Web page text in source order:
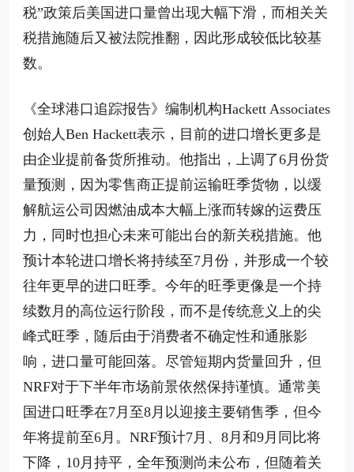
税”政策后美国进口量曾出现大幅下滑，而相关关
税措施随后又被法院推翻，因此形成较低比较基
数。
《全球港口追踪报告》编制机构Hackett Associates
创始人Ben Hackett表示，目前的进口增长更多是
由企业提前备货所推动。他指出，上调了6月份货
量预测，因为零售商正提前运输旺季货物，以缓
解航运公司因燃油成本大幅上涨而转嫁的运费压
力，同时也担心未来可能出台的新关税措施。他
预计本轮进口增长将持续至7月份，并形成一个较
往年更早的进口旺季。今年的旺季更像是一个持
续数月的高位运行阶段，而不是传统意义上的尖
峰式旺季，随后由于消费者不确定性和通胀影
响，进口量可能回落。尽管短期内货量回升，但
NRF对于下半年市场前景依然保持谨慎。通常美
国进口旺季在7月至8月以迎接主要销售季，但今
年将提前至6月。NRF预计7月、8月和9月同比将
下降，10月持平，全年预测尚未公布，但随着关